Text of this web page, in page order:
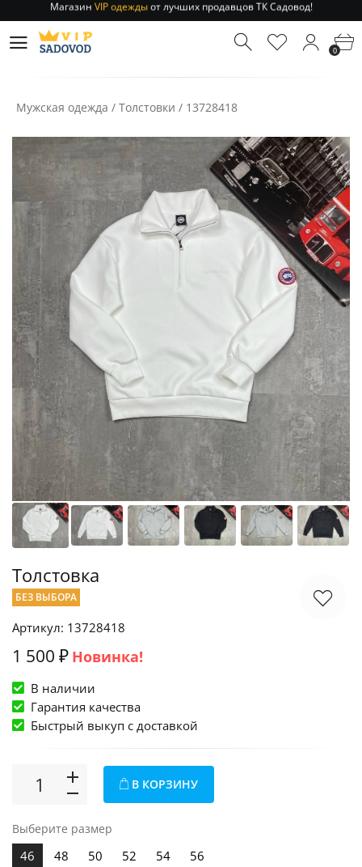
Отправление заказа 1-3 дняпо РФ и МСК!
Магазин
от лучших продавцов ТК Садовод!
Отправление заказа 1-3 дня
0
Мужская одежда / Толстовки / 13728418
Толстовка
БЕЗ ВЫБОРА
Артикул: 13728418
1 500 ₽ Новинка!
В наличии
Гарантия качества
Быстрый выкуп c доставкой
В КОРЗИНУ
Выберите размер
46 48 50 52 54 56